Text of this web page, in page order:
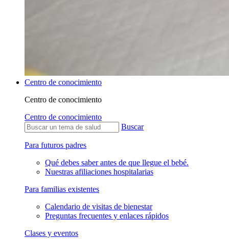
Centro de conocimiento
Centro de conocimiento
Centro de conocimiento
Buscar
Para futuros padres
Qué debes saber antes de que llegue el bebé.
Nuestras afiliaciones hospitalarias
Para familias existentes
Calendario de visitas de bienestar
Preguntas frecuentes y enlaces rápidos
Clases y eventos